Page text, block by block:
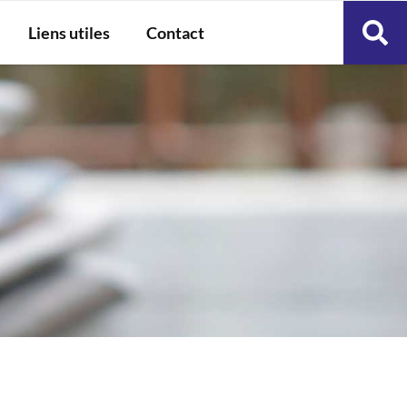
Liens utiles Contact